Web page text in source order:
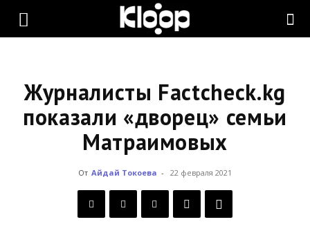
KLOOP.KG
Кыргызстана
Журналисты Factcheck.kg
показали «дворец» семьи
Матраимовых
От Айдай Токоева - 22 февраля 2021